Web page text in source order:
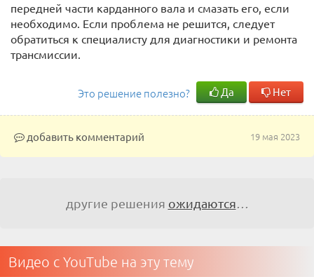
передней части карданного вала и смазать его, если
необходимо. Если проблема не решится, следует
обратиться к специалисту для диагностики и ремонта
трансмиссии.
Это решение полезно? Да Нет
19 мая 2023
добавить комментарий
другие решения ожидаются
Видео с YouTube на эту тему